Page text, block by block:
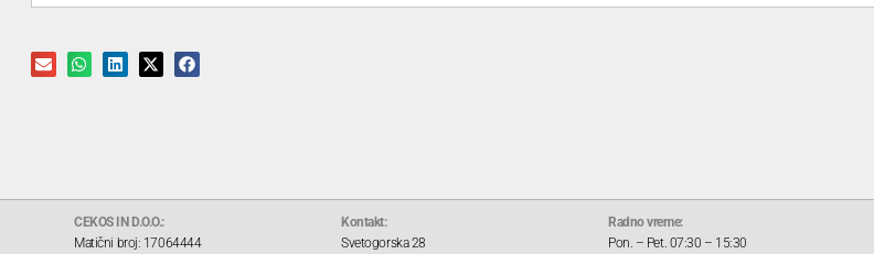
CEKOS IN D.O.O.:
Matični broj: 17064444
Kontakt:
Svetogorska 28
Radno vreme:
Pon. – Pet. 07:30 – 15:30